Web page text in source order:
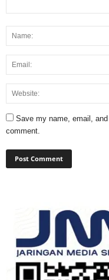
Save my name, email,
comment.